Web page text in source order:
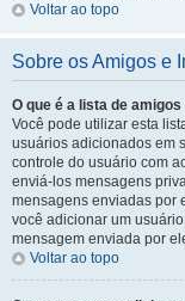
Voltar ao topo
Sobre os Amigos e
O que é a lista de
Você pode utilizar esta
usuários adicionados em
controle do usuário com
enviá-los mensagens
mensagens enviadas por
você adicionar um
mensagem enviada por
Voltar ao topo